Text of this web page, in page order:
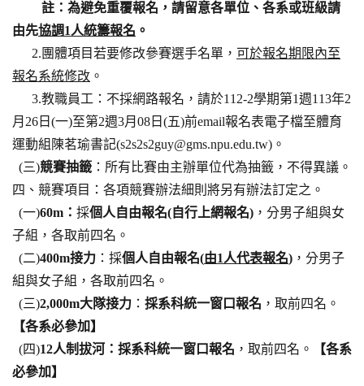
註：為避免重覆報名，請留意各單位、各系或班級請
由先協調1人統籌報名 。
2.團體項目若要修改參賽選手名單， 可於報名期限內至
報名系統修改 。
3.教職員工：不採網路報名，請於112-2學期第1週113年2
月26日(一)至第2週3月08日(五)前email報名表電子檔至體育
運動組陳茗瑜書記(s2s2s2guy@gms.npu.edu.tw)。
(三)競賽抽籤 ：所有比賽由主辦單位代為抽籤，不得異議。
四、競賽項目：各項競賽辦法細則將另有辦法訂定之。
(一)60m： 採個人自由報名(自行上網報名) ，分男子組與女
子組，各取前四名。
(二)400m接力 ：採個人自由報名(由1人代表報名) ，分男子
組與女子組，各取前四名。
(三)2,000m大隊接力 ： 採系科統一窗口報名 ，取前四名。
【各系必參加】
(四)12人制拔河：採系科統一窗口報名 ，取前四名。
【各系
必參加】